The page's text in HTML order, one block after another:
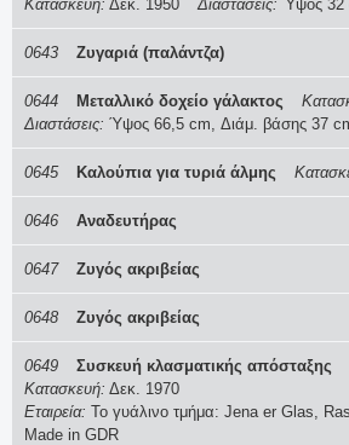
Κατασκευή: Δεκ. 1950 Διαστάσεις: Ύψος 32
0643 Ζυγαριά (παλάντζα)
0644 Μεταλλικό δοχείο γάλακτος
Διαστάσεις: Ύψος 66,5 cm, Διάμ. βάσης 37
0645 Καλούπια για τυριά άλμης
0646 Αναδευτήρας
0647 Ζυγός ακριβείας
0648 Ζυγός ακριβείας
0649
Συσκευή κλασματικής απόσταξης
Κατασκευή: Δεκ. 1970
Εταιρεία: Το γυάλινο τμήμα: Jena er Glas,
Made in GDR